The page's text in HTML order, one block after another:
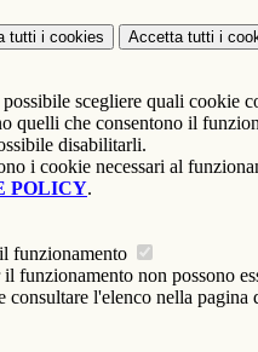
tutti i cookies Accetta tutti i
scegliere quali cookie
quelli che consentono il
disabilitarli.
i cookie necessari al
POLICY.
funzionamento
funzionamento non possono
consultare l'elenco nella pagina